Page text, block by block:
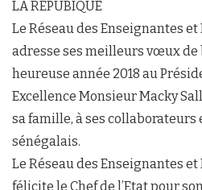
LA REPUBIQUE
Le Réseau des Enseignantes
adresse ses meilleurs vœux de
heureuse année 2018 au
Excellence Monsieur Macky
sa famille, à ses collaborateurs
sénégalais.
Le Réseau des Enseignantes
félicite le Chef de l’Etat pour son